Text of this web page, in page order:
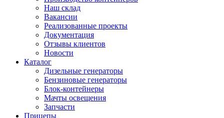
Наш склад
Вакансии
Реализованные проекты
Документация
Отзывы клиентов
Новости
Каталог
Дизельные генераторы
Бензиновые генераторы
Блок-контейнеры
Мачты освещения
Запчасти
Прицепы